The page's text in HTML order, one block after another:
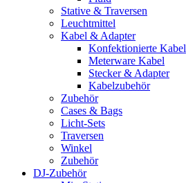
Stative & Traversen
Leuchtmittel
Kabel & Adapter
Konfektionierte Kabel
Meterware Kabel
Stecker & Adapter
Kabelzubehör
Zubehör
Cases & Bags
Licht-Sets
Traversen
Winkel
Zubehör
DJ-Zubehör